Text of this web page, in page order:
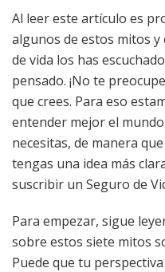
Al leer este artículo es
algunos de estos mitos
de vida los has
pensado. ¡No te
que crees. Para eso
entender mejor el
necesitas, de manera
tengas una idea más
suscribir un Seguro de
Para empezar, sigue
sobre estos siete mitos
Puede que tu